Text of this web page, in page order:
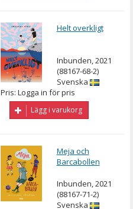
Helt overkligt
Inbunden, 2021
(88167-68-2)
Svenska
Pris: Logga in för pris
Lägg i varukorg
Meja och
Barcabollen
Inbunden, 2021
(88167-71-2)
Svenska